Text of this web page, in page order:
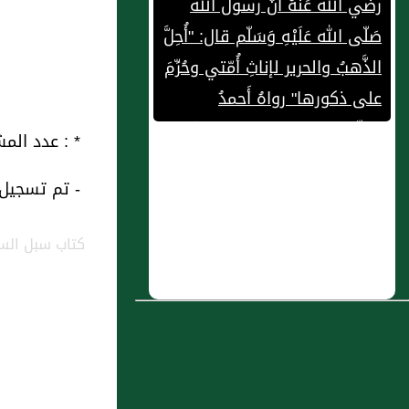
الذَّهبُ والحرير لإناثِ أُمّتي وحُرِّمَ
على ذكورها" رواهُ أَحمدُ
والنّسائي والترمذي وصحّحهُ.
* : عدد المشاهدات و التنزيل
- تم تسجيل
كتاب سبل